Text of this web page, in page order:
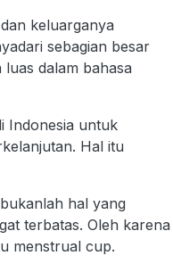
keluarganya
sebagian besar
dalam bahasa
Indonesia untuk
Hal itu
hal yang
terbatas. Oleh karena
menstrual cup.